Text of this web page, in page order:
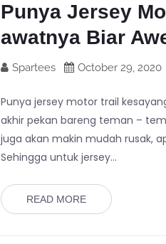
Punya Jersey
awatnya Biar
Spartees October 29, 2020
Punya jersey motor trail
akhir pekan bareng teman –
juga akan makin mudah rusak,
Sehingga untuk jersey…
READ MORE